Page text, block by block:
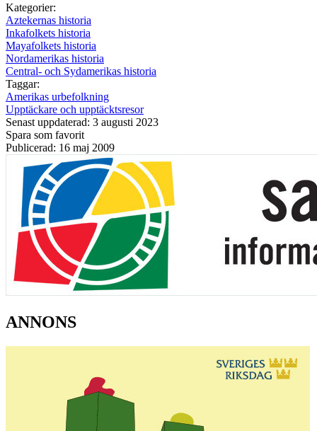
Kategorier:
Aztekernas historia
Inkafolkets historia
Mayafolkets historia
Nordamerikas historia
Central- och Sydamerikas historia
Taggar:
Amerikas urbefolkning
Upptäckare och upptäcktsresor
Senast uppdaterad: 3 augusti 2023
Spara som favorit
Publicerad: 16 maj 2009
ANNONS